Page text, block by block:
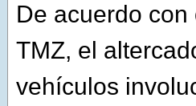
De acuerdo
TMZ, el
vehículos